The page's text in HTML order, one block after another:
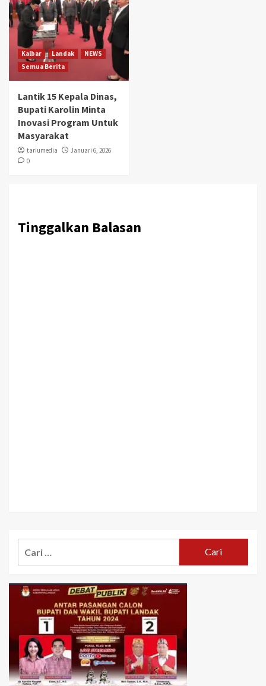
Kalbar Landak
NEWS
Semua Berita
Lantik 15 Kepala Dinas,
Bupati Karolin Minta
Inovasi Program Untuk
Masyarakat
tariumedia
Januari 6, 2026
0
Tinggalkan Balasan